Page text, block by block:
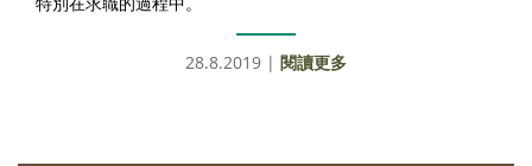
28.8.2019 | 閱讀更多